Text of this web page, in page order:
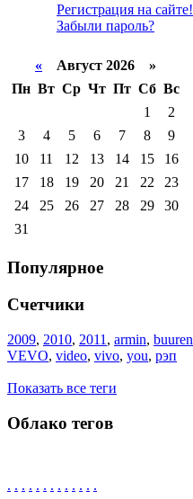
Регистрация на сайте!
Забыли пароль?
« Август 2026 »
Пн Вт Ср Чт Пт Сб Вс
1
2
3
4 5 6 7 8
9
10
11 12 13 14 15
16
17
18 19 20 21 22
23
24
25 26 27 28 29
30
31
Популярное
Счетчики
2009, 2010, 2011 , armin, buuren
VEVO, video, vivo, you, рэп
Показать все теги
Облако тегов
. . . . . . . . . . . . .